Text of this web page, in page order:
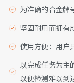
为准确的合金牌
坚固耐用而拥有
使用方便：用户
以完成任务为主
以便检测难以到